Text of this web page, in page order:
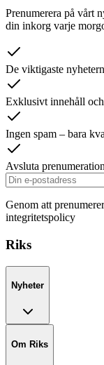
Prenumerera på vårt
din inkorg varje
De viktigaste
Exklusivt innehåll
Ingen spam – bara
Avsluta
Genom att
integritetspolicy
Riks
Nyheter
Om Riks